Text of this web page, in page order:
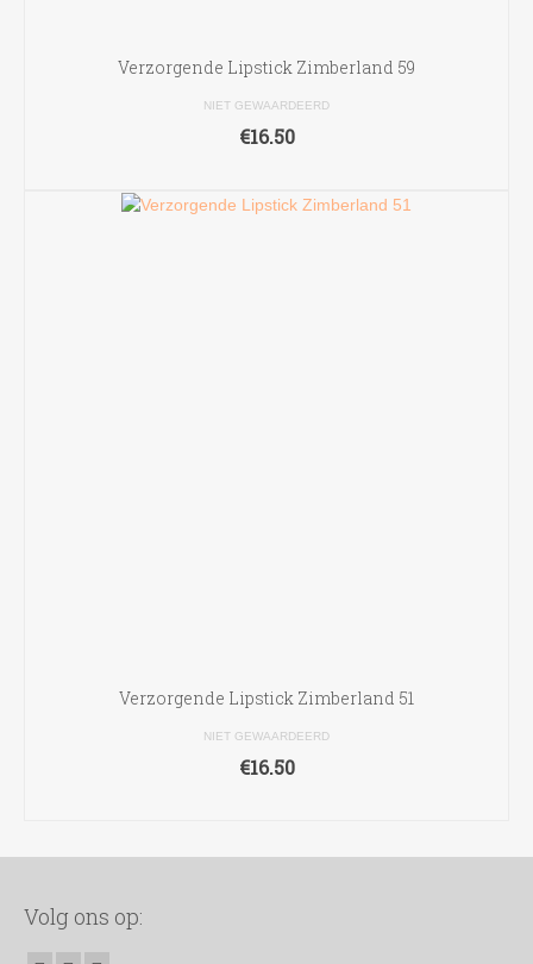
Verzorgende Lipstick Zimberland 59
NIET GEWAARDEERD
€16.50
Verzorgende Lipstick Zimberland 51
NIET GEWAARDEERD
€16.50
Volg ons op: